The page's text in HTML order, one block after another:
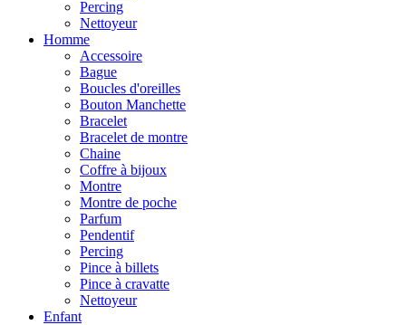
Percing
Nettoyeur
Homme
Accessoire
Bague
Boucles d'oreilles
Bouton Manchette
Bracelet
Bracelet de montre
Chaine
Coffre à bijoux
Montre
Montre de poche
Parfum
Pendentif
Percing
Pince à billets
Pince à cravatte
Nettoyeur
Enfant